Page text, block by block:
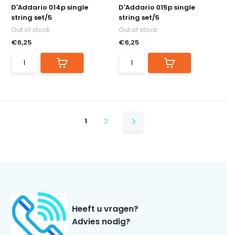
D'Addario 014p single
string set/5
Out of stock
€6,25
D'Addario 015p single
string set/5
Out of stock
€6,25
1 2
Heeft u vragen?
Advies nodig?